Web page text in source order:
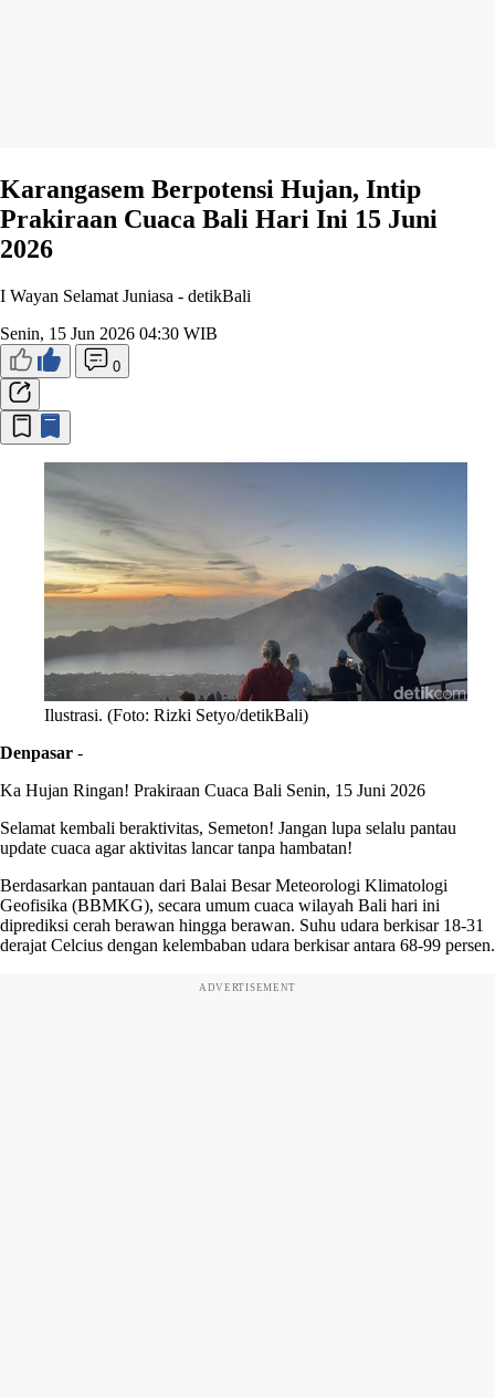
Karangasem Berpotensi Hujan, Intip
Prakiraan Cuaca Bali Hari Ini 15 Juni
2026
I Wayan Selamat Juniasa - detikBali
Senin, 15 Jun 2026 04:30 WIB
0
Ilustrasi. (Foto: Rizki Setyo/detikBali)
Denpasar -
Ka Hujan Ringan! Prakiraan Cuaca Bali Senin, 15 Juni 2026
Selamat kembali beraktivitas, Semeton! Jangan lupa selalu pantau
update cuaca agar aktivitas lancar tanpa hambatan!
Berdasarkan pantauan dari Balai Besar Meteorologi Klimatologi
Geofisika (BBMKG), secara umum cuaca wilayah Bali hari ini
diprediksi cerah berawan hingga berawan. Suhu udara berkisar 18-31
derajat Celcius dengan kelembaban udara berkisar antara 68-99 persen.
ADVERTISEMENT